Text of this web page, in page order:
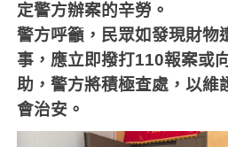
定警方辦案的辛勞。
警方呼籲，民眾如發現財物
事，應立即撥打110報案或
助，警方將積極查處，以維
會治安。